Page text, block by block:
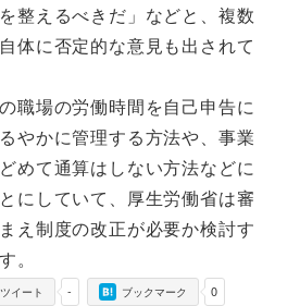
整えるべきだ」などと、複数
体に否定的な意見も出されて
職場の労働時間を自己申告に
やかに管理する方法や、事業
めて通算はしない方法などに
にしていて、厚生労働省は審
え制度の改正が必要か検討す
。
-
ツイート 0
ブックマーク